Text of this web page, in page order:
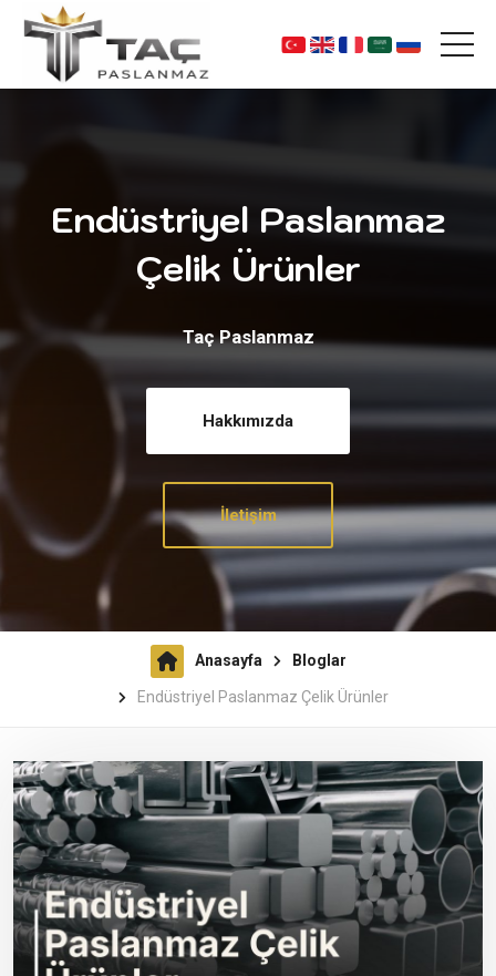
Endüstriyel Paslanmaz
Çelik Ürünler
Taç Paslanmaz
Hakkımızda
İletişim
Anasayfa Bloglar
Endüstriyel Paslanmaz Çelik Ürünler